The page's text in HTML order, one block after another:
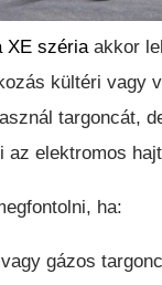
XE szériaakkor
kültéri vagy
targoncát,
az elektromos
ha:
gázos